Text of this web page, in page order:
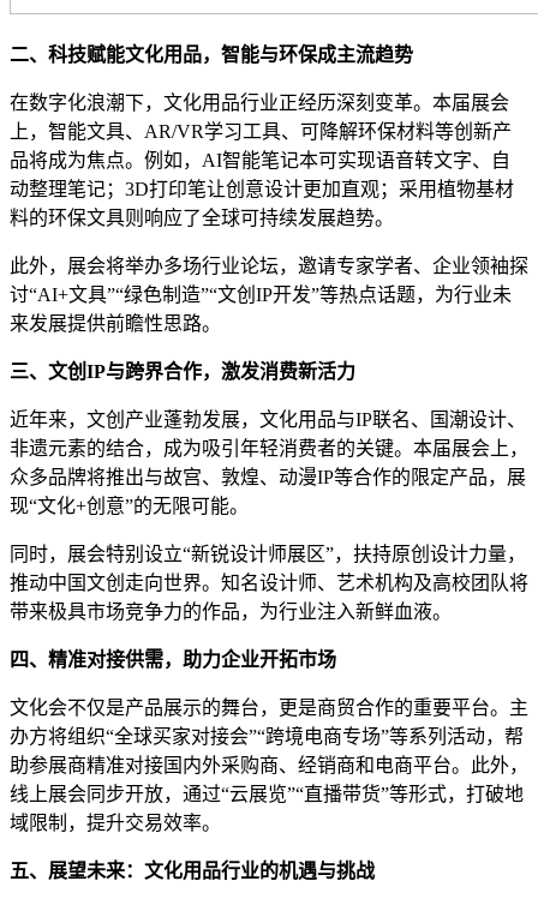
二、科技赋能文化用品，智能与环保成主流趋势
在数字化浪潮下，文化用品行业正经历深刻变革。本届展会
上，智能文具、AR/VR学习工具、可降解环保材料等创新产
品将成为焦点。例如，AI智能笔记本可实现语音转文字、自
动整理笔记；3D打印笔让创意设计更加直观；采用植物基材
料的环保文具则响应了全球可持续发展趋势。
此外，展会将举办多场行业论坛，邀请专家学者、企业领袖探
讨“AI+文具”“绿色制造”“文创IP开发”等热点话题，为行业未
来发展提供前瞻性思路。
三、文创IP与跨界合作，激发消费新活力
近年来，文创产业蓬勃发展，文化用品与IP联名、国潮设计、
非遗元素的结合，成为吸引年轻消费者的关键。本届展会上，
众多品牌将推出与故宫、敦煌、动漫IP等合作的限定产品，展
现“文化+创意”的无限可能。
同时，展会特别设立“新锐设计师展区”，扶持原创设计力量，
推动中国文创走向世界。知名设计师、艺术机构及高校团队将
带来极具市场竞争力的作品，为行业注入新鲜血液。
四、精准对接供需，助力企业开拓市场
文化会不仅是产品展示的舞台，更是商贸合作的重要平台。主
办方将组织“全球买家对接会”“跨境电商专场”等系列活动，帮
助参展商精准对接国内外采购商、经销商和电商平台。此外，
线上展会同步开放，通过“云展览”“直播带货”等形式，打破地
域限制，提升交易效率。
五、展望未来：文化用品行业的机遇与挑战